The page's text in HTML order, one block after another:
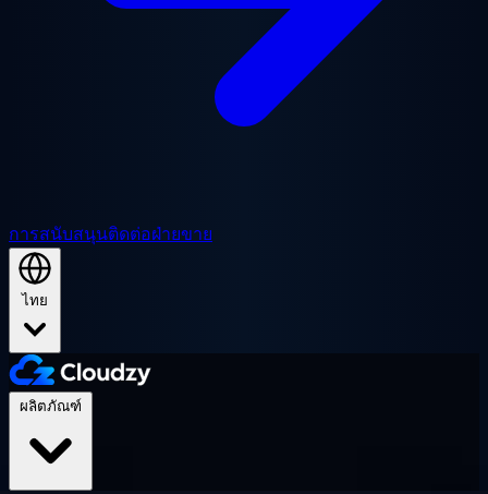
การสนับสนุนติดต่อฝ่ายขาย
ไทย